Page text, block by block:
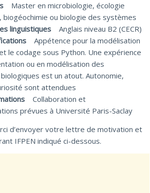
Master en microbiologie, écologie
biogéochimie ou biologie des systèmes
linguistiques Anglais niveau B2 (CECR)
Appétence pour la modélisation
le codage sous Python. Une expérience
ou en modélisation des
est un atout. Autonomie,
sont attendues
Collaboration et
prévues à Université Paris-Saclay
d’envoyer votre lettre de motivation et
IFPEN indiqué ci-dessous.